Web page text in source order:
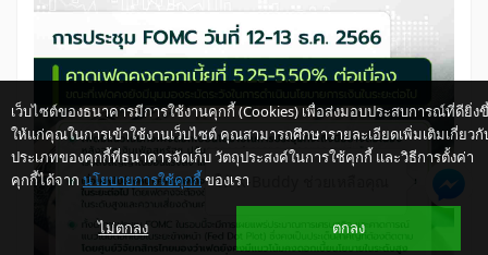
เว็บไซต์ของธนาคารมีการใช้งานคุกกี้ (Cookies) เพื่อส่งมอบประสบการณ์ที่ดียิ่ง
ให้แก่คุณในการเข้าใช้งานเว็บไซต์ คุณสามารถศึกษารายละเอียดเพิ่มเติมเกี่ยวกั
ประเภทของคุกกี้ที่ธนาคารจัดเก็บ วัตถุประสงค์ในการใช้คุกกี้ และวิธีการตั้งค่า
คุกกี้ได้จาก นโยบายการใช้คุกกี้ของเรา
ไม่ตกลง ตกลง
ให้ K-Buddy ช่วยเหลือคุณ